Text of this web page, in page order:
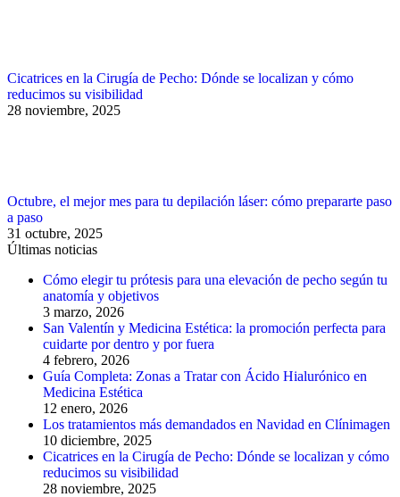
Cicatrices en la Cirugía de Pecho: Dónde se localizan y cómo
reducimos su visibilidad
28 noviembre, 2025
Octubre, el mejor mes para tu depilación láser: cómo prepararte paso
a paso
31 octubre, 2025
Últimas noticias
Cómo elegir tu prótesis para una elevación de pecho según tu
anatomía y objetivos
3 marzo, 2026
San Valentín y Medicina Estética: la promoción perfecta para
cuidarte por dentro y por fuera
4 febrero, 2026
Guía Completa: Zonas a Tratar con Ácido Hialurónico en
Medicina Estética
12 enero, 2026
Los tratamientos más demandados en Navidad en Clínimagen
10 diciembre, 2025
Cicatrices en la Cirugía de Pecho: Dónde se localizan y cómo
reducimos su visibilidad
28 noviembre, 2025